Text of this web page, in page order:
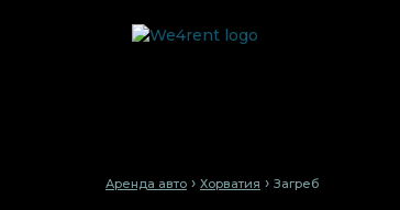
Аренда авто › Хорватия › Загреб